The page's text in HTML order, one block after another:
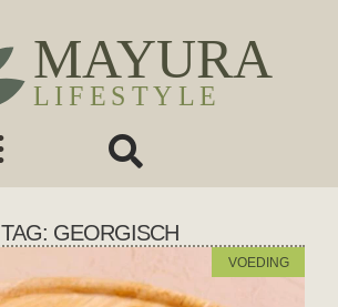
TAG: GEORGISCH
VOEDING